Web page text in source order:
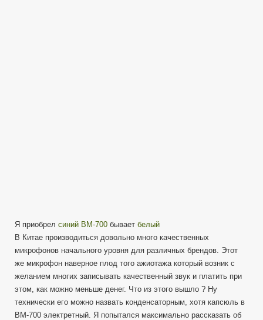
Я приобрел синий BM-700 бывает белый
В Китае производиться довольно много качественных
микрофонов начального уровня для различных брендов. Этот
же микрофон наверное плод того ажиотажа который возник с
желанием многих записывать качественный звук и платить при
этом, как можно меньше денег. Что из этого вышло ? Ну
технически его можно назвать конденсаторным, хотя капсюль в
BM-700 электретный. Я попытался максимально рассказать об